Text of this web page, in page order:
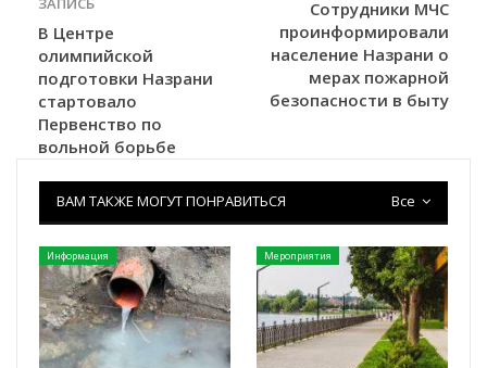
В Центре
олимпийской
подготовки Назрани
стартовало
Первенство по
вольной борьбе
Сотрудники МЧС
проинформировали
население Назрани о
мерах пожарной
безопасности в быту
Все
ВАМ ТАКЖЕ МОГУТ ПОНРАВИТЬСЯ
Информация Мероприятия